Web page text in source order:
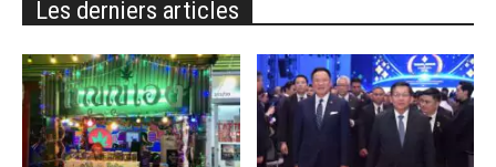
Les derniers articles